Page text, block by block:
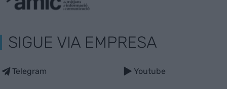
SIGUE VIA EMPRESA
Telegram Youtube